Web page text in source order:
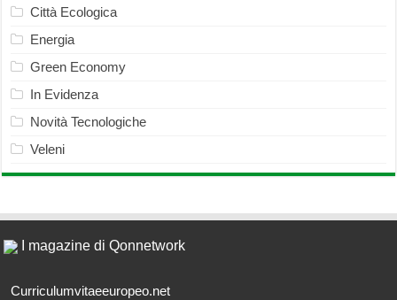
Città Ecologica
Energia
Green Economy
In Evidenza
Novità Tecnologiche
Veleni
I magazine di Qonnetwork
Curriculumvitaeeuropeo.net